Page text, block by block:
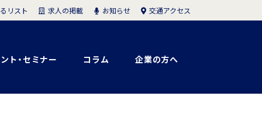
ト・セミナー コラム 企業の方へ
リスト 求人の掲載 お知らせ 交通アクセス